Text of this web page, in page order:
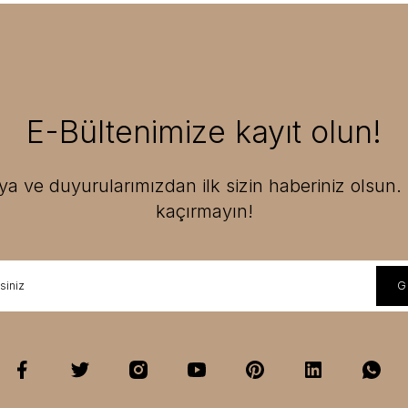
E-Bültenimize kayıt olun!
ve duyurularımızdan ilk sizin haberiniz olsun.
kaçırmayın!